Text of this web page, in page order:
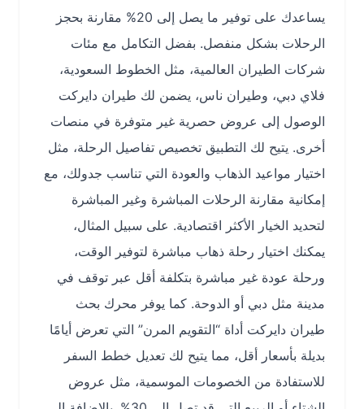
يساعدك على توفير ما يصل إلى 20% مقارنة بحجز
الرحلات بشكل منفصل. بفضل التكامل مع مئات
شركات الطيران العالمية، مثل الخطوط السعودية،
فلاي دبي، وطيران ناس، يضمن لك طيران دايركت
الوصول إلى عروض حصرية غير متوفرة في منصات
أخرى. يتيح لك التطبيق تخصيص تفاصيل الرحلة، مثل
اختيار مواعيد الذهاب والعودة التي تناسب جدولك، مع
إمكانية مقارنة الرحلات المباشرة وغير المباشرة
لتحديد الخيار الأكثر اقتصادية. على سبيل المثال،
يمكنك اختيار رحلة ذهاب مباشرة لتوفير الوقت،
ورحلة عودة غير مباشرة بتكلفة أقل عبر توقف في
مدينة مثل دبي أو الدوحة. كما يوفر محرك بحث
طيران دايركت أداة “التقويم المرن” التي تعرض أيامًا
بديلة بأسعار أقل، مما يتيح لك تعديل خطط السفر
للاستفادة من الخصومات الموسمية، مثل عروض